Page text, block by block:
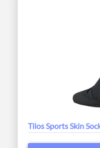
Tilos Sports Skin